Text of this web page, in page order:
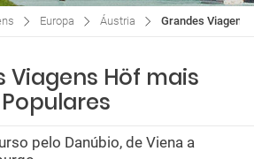
Europa Áustria Grandes Viagens
Viagens Höf mais
Populares
pelo Danúbio, de Viena a